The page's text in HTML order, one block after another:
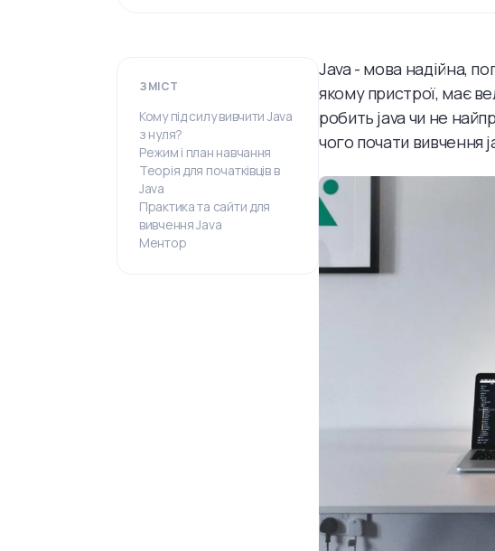
ЗМІСТ
Кому під силу вивчити Java
з нуля?
Режим і план навчання
Теорія для початківців в
Java
Практика та сайти для
вивчення Java
Ментор
Java - мова надійна,
якому пристрої, має
робить java чи не
чого почати вивчення